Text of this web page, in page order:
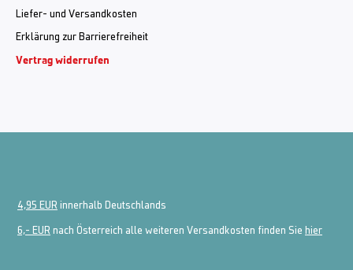
Liefer- und Versandkosten
Erklärung zur Barrierefreiheit
Vertrag widerrufen
4,95 EUR innerhalb Deutschlands
6,- EUR nach Österreich alle weiteren Versandkosten finden Sie hier